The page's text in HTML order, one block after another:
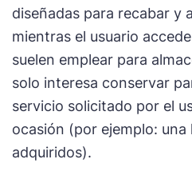
diseñadas para recabar y
mientras el usuario
suelen emplear para
solo interesa conservar
servicio solicitado por el
ocasión (por ejemplo:
adquiridos).